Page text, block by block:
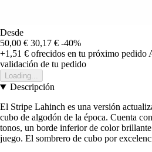
Desde
50,00 € 30,17 € -40%
+1,51 € ofrecidos en tu próximo pedido
validación de tu pedido
Loading...
Descripción
El Stripe Lahinch es una versión
cubo de algodón de la época. Cuenta
tonos, un borde inferior de color brillante
juego. El sombrero de cubo por